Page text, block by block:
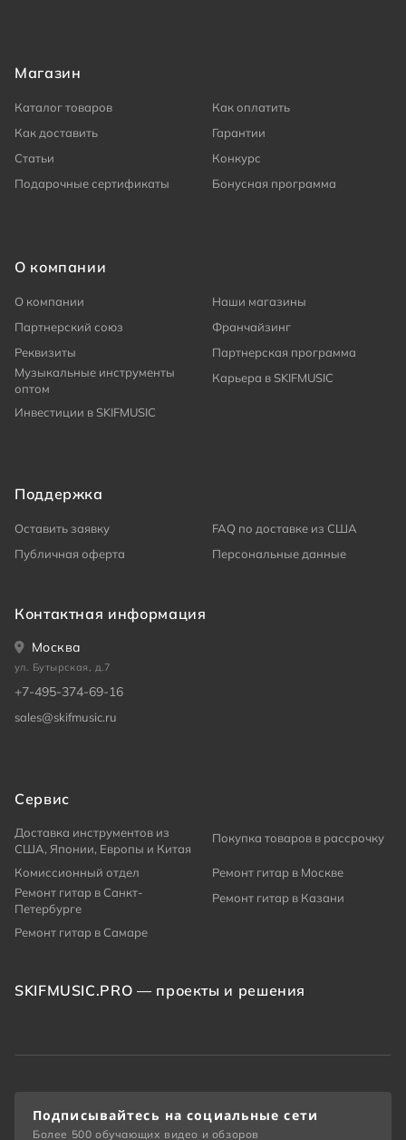
Магазин
Каталог товаров
Как оплатить
Как доставить
Гарантии
Статьи
Конкурс
Подарочные сертификаты
Бонусная программа
О компании
О компании
Наши магазины
Партнерский союз
Франчайзинг
Реквизиты
Партнерская программа
Музыкальные инструменты
оптом
Карьера в SKIFMUSIC
Инвестиции в SKIFMUSIC
Поддержка
Оставить заявку
FAQ по доставке из США
Публичная оферта
Персональные данные
Контактная информация
Москва
ул. Бутырская, д.7
+7-495-374-69-16
sales@skifmusic.ru
Сервис
Доставка инструментов из
США, Японии, Европы и Китая
Покупка товаров в рассрочку
Комиссионный отдел
Ремонт гитар в Москве
Ремонт гитар в Санкт-
Петербурге
Ремонт гитар в Казани
Ремонт гитар в Самаре
SKIFMUSIC.PRO — проекты и решения
Подписывайтесь на социальные сети
Более 500 обучающих видео и обзоров